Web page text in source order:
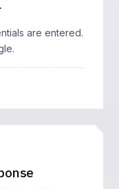
are entered.